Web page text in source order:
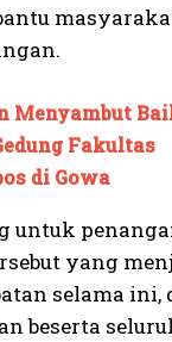
Menyambut
Fakultas
di Gowa
untuk
yang
selama ini,
beserta